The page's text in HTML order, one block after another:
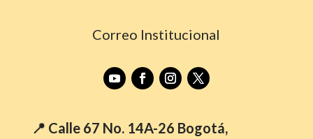
Correo Institucional
📍 Calle 67 No. 14A-26 Bogotá,